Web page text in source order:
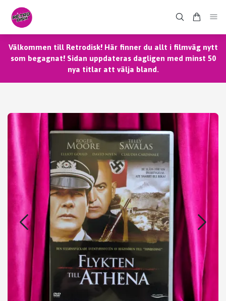
Välkommen till Retrodisk! Här finner du allt i filmväg nytt
som begagnat! Sidan uppdateras dagligen med minst 50
nya titlar att välja bland.